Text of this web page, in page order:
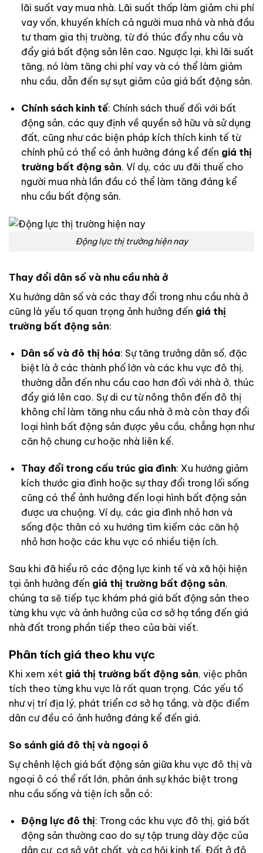
lãi suất vay mua nhà. Lãi suất thấp làm giảm chi phí
vay vốn, khuyến khích cả người mua nhà và nhà đầu
tư tham gia thị trường, từ đó thúc đẩy nhu cầu và
đẩy giá bất động sản lên cao. Ngược lại, khi lãi suất
tăng, nó làm tăng chi phí vay và có thể làm giảm
nhu cầu, dẫn đến sự sụt giảm của giá bất động sản.
Chính sách kinh tế: Chính sách thuế đối với bất
động sản, các quy định về quyền sở hữu và sử dụng
đất, cũng như các biện pháp kích thích kinh tế từ
chính phủ có thể có ảnh hưởng đáng kể đến giá thị
trường bất động sản. Ví dụ, các ưu đãi thuế cho
người mua nhà lần đầu có thể làm tăng đáng kể
nhu cầu bất động sản.
Động lực thị trường hiện nay
Thay đổi dân số và nhu cầu nhà ở
Xu hướng dân số và các thay đổi trong nhu cầu nhà ở
cũng là yếu tố quan trọng ảnh hưởng đến giá thị
trường bất động sản:
Dân số và đô thị hóa: Sự tăng trưởng dân số, đặc
biệt là ở các thành phố lớn và các khu vực đô thị,
thường dẫn đến nhu cầu cao hơn đối với nhà ở, thúc
đẩy giá lên cao. Sự di cư từ nông thôn đến đô thị
không chỉ làm tăng nhu cầu nhà ở mà còn thay đổi
loại hình bất động sản được yêu cầu, chẳng hạn như
căn hộ chung cư hoặc nhà liên kế.
Thay đổi trong cấu trúc gia đình: Xu hướng giảm
kích thước gia đình hoặc sự thay đổi trong lối sống
cũng có thể ảnh hưởng đến loại hình bất động sản
được ưa chuộng. Ví dụ, các gia đình nhỏ hơn và
sống độc thân có xu hướng tìm kiếm các căn hộ
nhỏ hơn hoặc các khu vực có nhiều tiện ích.
Sau khi đã hiểu rõ các động lực kinh tế và xã hội hiện
tại ảnh hưởng đến giá thị trường bất động sản,
chúng ta sẽ tiếp tục khám phá giá bất động sản theo
từng khu vực và ảnh hưởng của cơ sở hạ tầng đến giá
nhà đất trong phần tiếp theo của bài viết.
Phân tích giá theo khu vực
Khi xem xét giá thị trường bất động sản, việc phân
tích theo từng khu vực là rất quan trọng. Các yếu tố
như vị trí địa lý, phát triển cơ sở hạ tầng, và đặc điểm
dân cư đều có ảnh hưởng đáng kể đến giá.
So sánh giá đô thị và ngoại ô
Sự chênh lệch giá bất động sản giữa khu vực đô thị và
ngoại ô có thể rất lớn, phản ánh sự khác biệt trong
nhu cầu sống và tiện ích sẵn có:
Động lực đô thị: Trong các khu vực đô thị, giá bất
động sản thường cao do sự tập trung dày đặc của
dân cư, cơ sở vật chất, và cơ hội kinh tế. Đất ở đô